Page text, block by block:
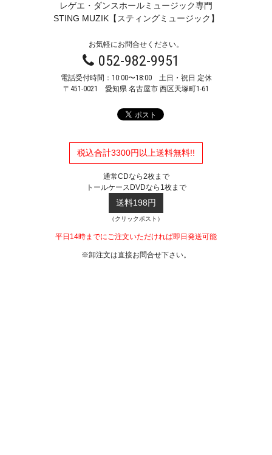
レゲエ・ダンスホールミュージック専門
STING MUZIK【スティングミュージック】
お気軽にお問合せください。
052-982-9951
電話受付時間：10:00〜18:00 土日・祝日 定休
〒451-0021 愛知県 名古屋市 西区天塚町1-61
税込合計3300円以上送料無料!!
通常CDなら2枚まで
トールケースDVDなら1枚まで
送料198円
（クリックポスト）
平日14時までにご注文いただければ即日発送可能
※卸注文は直接お問合せ下さい。